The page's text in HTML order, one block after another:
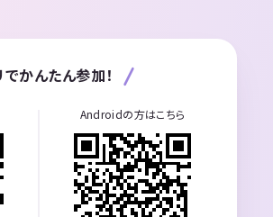
でかんたん参加！
Androidの方はこちら